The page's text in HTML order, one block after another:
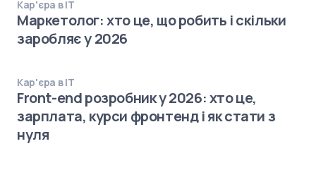
Кар'єра в IT
Маркетолог: хто це, що робить і скільки
заробляє у 2026
Кар'єра в IT
Front-end розробник у 2026: хто це,
зарплата, курси фронтенд і як стати з
нуля